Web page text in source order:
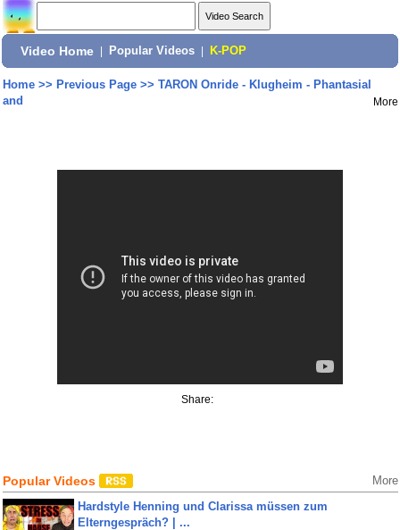
Video Home Popular Videos K-POP
Home>> Previous Page>> TARON Onride - Klugheim - Phantasial
and
More
Share:
Popular Videos More
Hardstyle Henning und Clarissa müssen zum
Elterngespräch? | ...